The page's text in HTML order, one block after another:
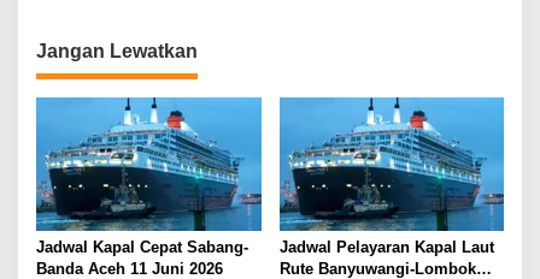
g
a
p
o
s
Jangan Lewatkan
Jadwal Kapal Cepat Sabang-
Banda Aceh 11 Juni 2026
Jadwal Pelayaran Kapal Laut
Rute Banyuwangi-Lombok